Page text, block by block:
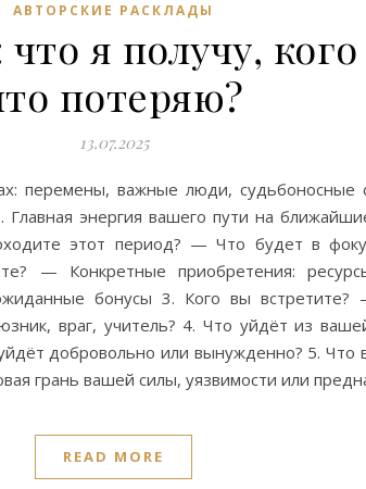
АВТОРСКИЕ РАСКЛАДЫ
я получу,
потеряю?
13.07.2025
перемены, важные люди,
энергия вашего пути на
этот период? — Что будет в
— Конкретные приобретения:
бонусы 3. Кого вы встретите?
враг, учитель? 4. Что уйдёт из
добровольно или вынужденно? 5. Что
грань вашей силы, уязвимости или
READ MORE